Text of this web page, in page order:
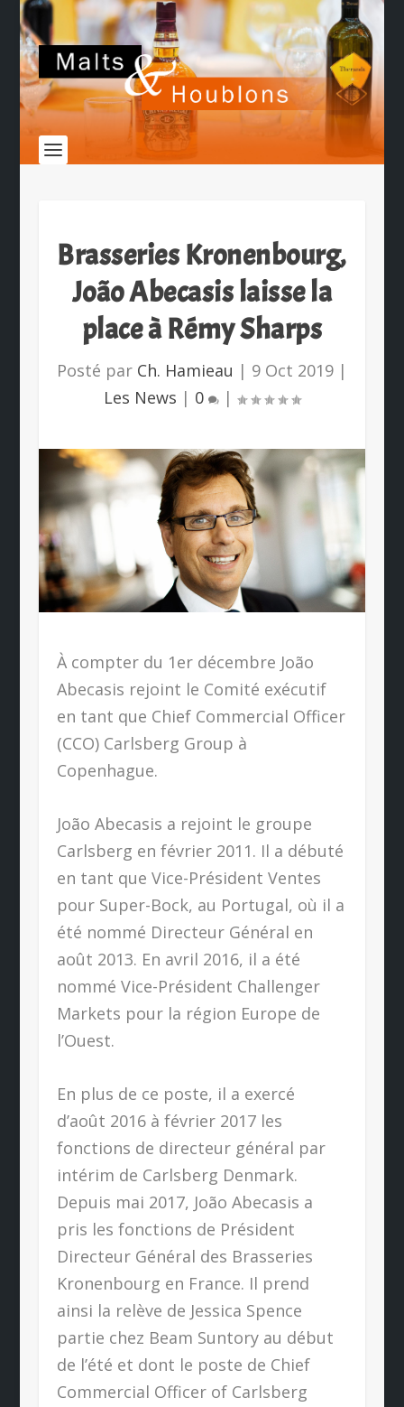
Brasseries Kronenbourg,
João Abecasis laisse la
place à Rémy Sharps
Posté par Ch. Hamieau | 9 Oct 2019|
Les News | 0 |
À compter du 1er décembre João
Abecasis rejoint le Comité exécutif
en tant que Chief Commercial Officer
(CCO) Carlsberg Group à
Copenhague.
João Abecasis a rejoint le groupe
Carlsberg en février 2011. Il a débuté
en tant que Vice-Président Ventes
pour Super-Bock, au Portugal, où il a
été nommé Directeur Général en
août 2013. En avril 2016, il a été
nommé Vice-Président Challenger
Markets pour la région Europe de
l’Ouest.
En plus de ce poste, il a exercé
d’août 2016 à février 2017 les
fonctions de directeur général par
intérim de Carlsberg Denmark.
Depuis mai 2017, João Abecasis a
pris les fonctions de Président
Directeur Général des Brasseries
Kronenbourg en France. Il prend
ainsi la relève de Jessica Spence
partie chez Beam Suntory au début
de l’été et dont le poste de Chief
Commercial Officer of Carlsberg